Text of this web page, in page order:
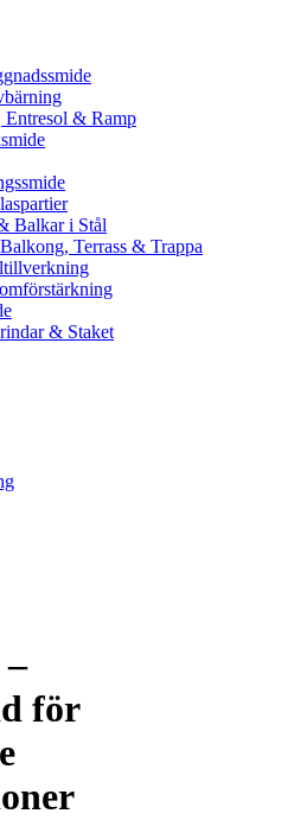
Entresol & Ramp
Balkar i Stål
Terrass & Trappa
& Staket
–
för